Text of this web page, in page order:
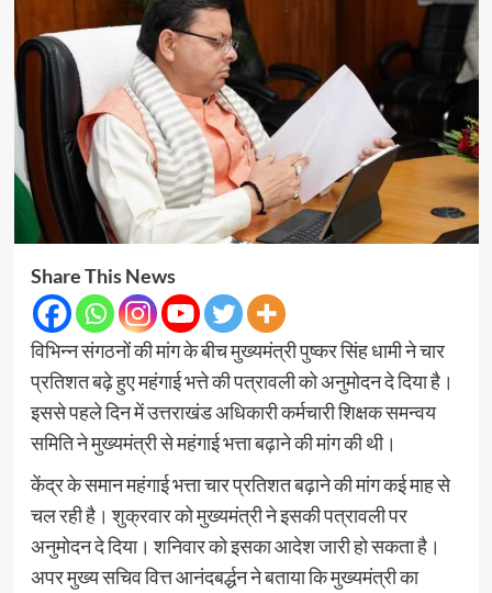
Share This News
विभिन्न संगठनों की मांग के बीच मुख्यमंत्री पुष्कर सिंह धामी ने चार
प्रतिशत बढ़े हुए महंगाई भत्ते की पत्रावली को अनुमोदन दे दिया है।
इससे पहले दिन में उत्तराखंड अधिकारी कर्मचारी शिक्षक समन्वय
समिति ने मुख्यमंत्री से महंगाई भत्ता बढ़ाने की मांग की थी।
केंद्र के समान महंगाई भत्ता चार प्रतिशत बढ़ाने की मांग कई माह से
चल रही है। शुक्रवार को मुख्यमंत्री ने इसकी पत्रावली पर
अनुमोदन दे दिया। शनिवार को इसका आदेश जारी हो सकता है।
अपर मुख्य सचिव वित्त आनंदबर्द्धन ने बताया कि मुख्यमंत्री का